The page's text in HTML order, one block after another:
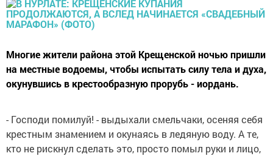
Многие жители района этой Крещенской ночью пришли
на местные водоемы, чтобы испытать силу тела и духа,
окунувшись в крестообразную прорубь - иордань.
- Господи помилуй! - выдыхали смельчаки, осеняя себя
крестным знамением и окунаясь в ледяную воду. А те,
кто не рискнул сделать это, просто помыл руки и лицо,